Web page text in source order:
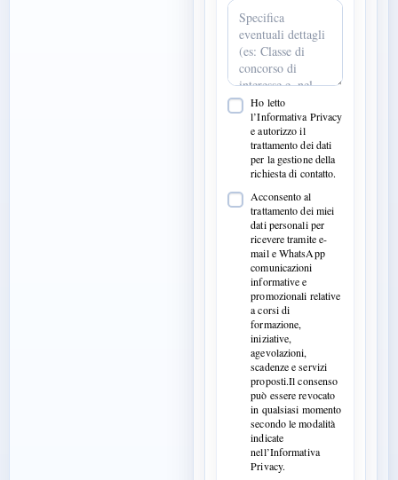
Ho letto
l’Informativa Privacy
e autorizzo il
trattamento dei dati
per la gestione della
richiesta di contatto.
Acconsento al
trattamento dei miei
dati personali per
ricevere tramite e-
mail e WhatsApp
comunicazioni
informative e
promozionali relative
a corsi di
formazione,
iniziative,
agevolazioni,
scadenze e servizi
proposti.Il consenso
può essere revocato
in qualsiasi momento
secondo le modalità
indicate
nell’Informativa
Privacy.